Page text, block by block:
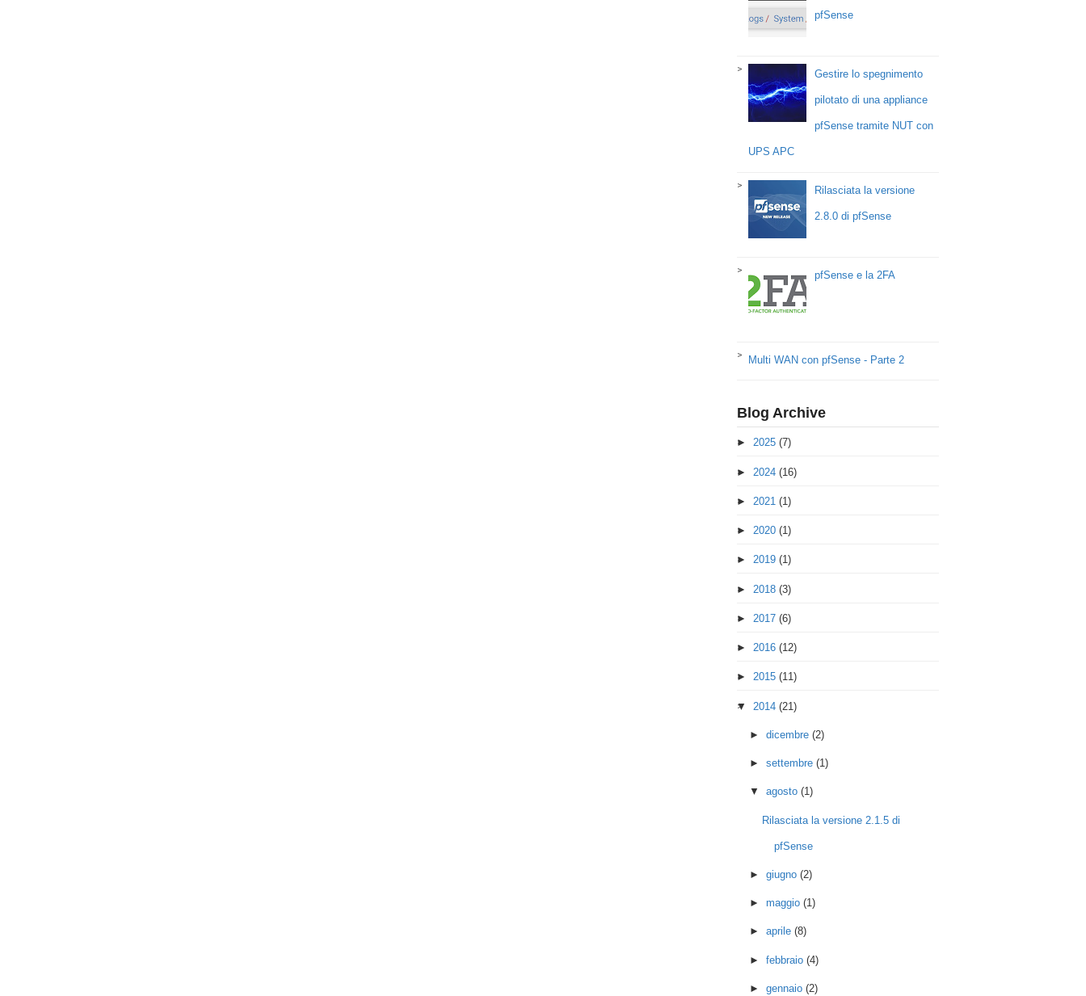
pfSense
Gestire lo spegnimento
pilotato di una appliance
pfSense tramite NUT con
UPS APC
Rilasciata la versione
2.8.0 di pfSense
pfSense e la 2FA
Multi WAN con pfSense - Parte 2
Blog Archive
► 2025 (7)
► 2024 (16)
► 2021 (1)
► 2020 (1)
► 2019 (1)
► 2018 (3)
► 2017 (6)
► 2016 (12)
► 2015 (11)
▼ 2014 (21)
► dicembre (2)
► settembre (1)
▼ agosto (1)
Rilasciata la versione 2.1.5 di
pfSense
► giugno (2)
► maggio (1)
► aprile (8)
► febbraio (4)
► gennaio (2)